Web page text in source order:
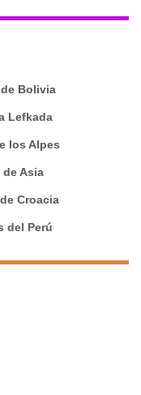
Bolivia
Lefkada
los Alpes
Asia
Croacia
del Perú